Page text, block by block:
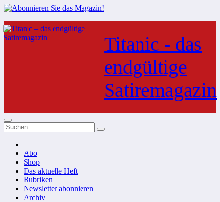
Zum
Inhalt
springen
Titanic - das
endgültige
Satiremagazin
Abo
Shop
Das aktuelle Heft
Rubriken
Newsletter abonnieren
Archiv